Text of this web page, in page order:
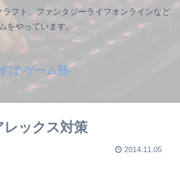
フト、ファンタジーライフオンラインなど
をやっています。
ぽ-ゲーム部-
レックス対策
2014.11.05